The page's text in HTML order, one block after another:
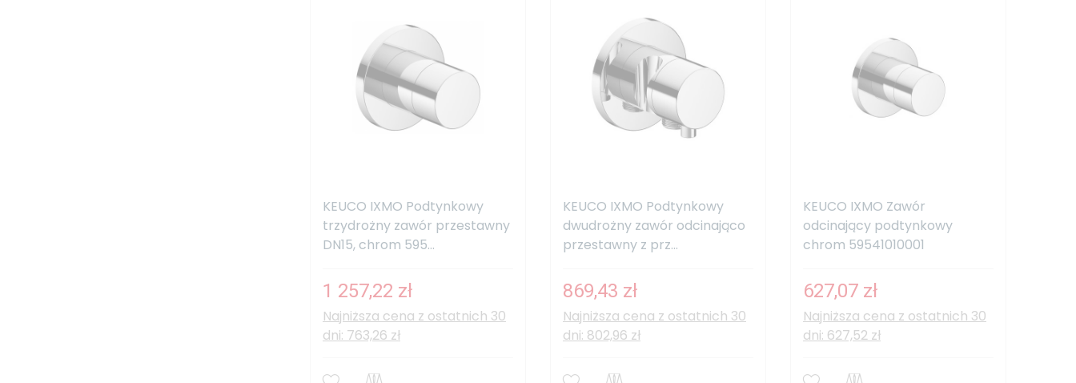
KEUCO IXMO Podtynkowy
trzydrożny zawór przestawny
DN15, chrom 595...
1 257,22 zł
Najniższa cena z ostatnich 30
dni: 763,26 zł
KEUCO IXMO Podtynkowy
dwudrożny zawór odcinająco
przestawny z prz...
869,43 zł
Najniższa cena z ostatnich 30
dni: 802,96 zł
KEUCO IXMO Zawór
odcinający podtynkowy
chrom 59541010001
627,07 zł
Najniższa cena z ostatnich 30
dni: 627,52 zł